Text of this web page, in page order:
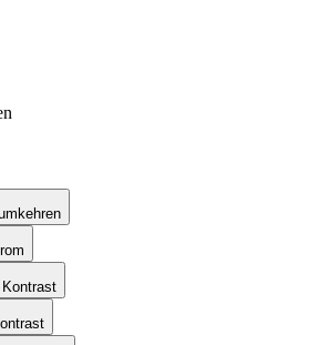
Kontrast